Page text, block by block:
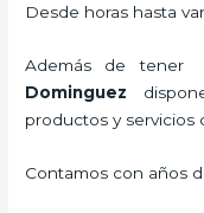
Desde horas hasta
Además de tener
Dominguez
productos y servicios
Contamos con años